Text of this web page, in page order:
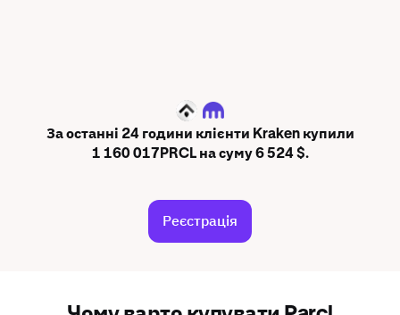
PRCL
За останні 24 години клієнти Kraken купили
1 160 017PRCL на суму 6 524 $.
Реєстрація